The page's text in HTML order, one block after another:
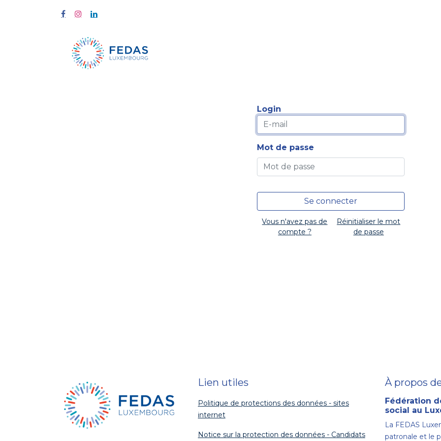
Login
Mot de passe
Se connecter
Vous n'avez pas de
compte ?
Réinitialiser le mot
de passe
Lien utiles
Politique de protections des données - sites
internet
Notice sur la protection des données - Candidats
À propos
Fédération
social au
La FEDAS
patronale et le